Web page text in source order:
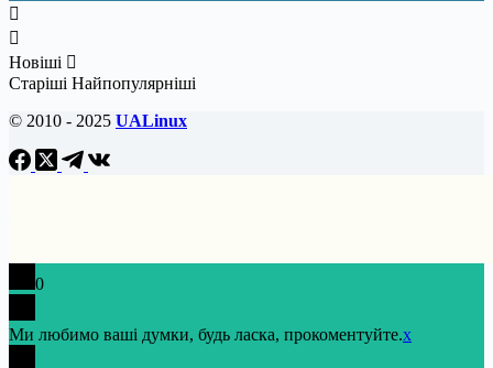
Новіші
Старіші Найпопулярніші
© 2010 - 2025 UALinux
0
Ми любимо ваші думки, будь ласка, прокоментуйте.x